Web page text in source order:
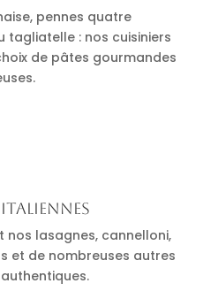
pennes quatre
tagliatelle : nos cuisiniers
de pâtes gourmandes
nos lasagnes, cannelloni,
et de nombreuses autres